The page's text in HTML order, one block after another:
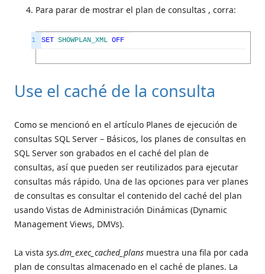
Para parar de mostrar el plan de consultas , corra:
1 SET SHOWPLAN_XML OFF
Use el caché de la consulta
Como se mencionó en el artículo Planes de ejecución de
consultas SQL Server – Básicos, los planes de consultas en
SQL Server son grabados en el caché del plan de
consultas, así que pueden ser reutilizados para ejecutar
consultas más rápido. Una de las opciones para ver planes
de consultas es consultar el contenido del caché del plan
usando Vistas de Administración Dinámicas (Dynamic
Management Views, DMVs).
La vista sys.dm_exec_cached_plans muestra una fila por cada
plan de consultas almacenado en el caché de planes. La